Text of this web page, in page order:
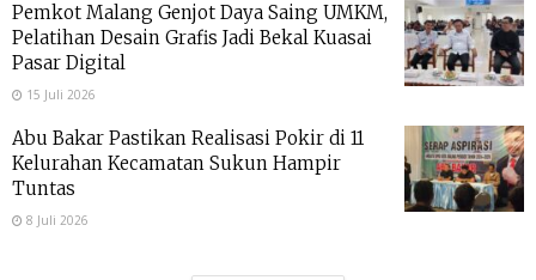
Pemkot Malang Genjot Daya Saing UMKM,
Pelatihan Desain Grafis Jadi Bekal Kuasai
Pasar Digital
15 Juli 2026
Abu Bakar Pastikan Realisasi Pokir di 11
Kelurahan Kecamatan Sukun Hampir
Tuntas
8 Juli 2026